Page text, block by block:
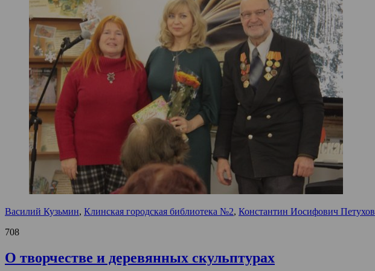
Василий Кузьмин, Клинская городская библиотека №2, Константин Иосифович Петухов
708
О творчестве и деревянных скульптурах